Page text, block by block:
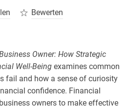
Bewerten
Owner: How Strategic
Well-Beingexamines common
fail and how a sense of curiosity
confidence. Financial
owners to make effective